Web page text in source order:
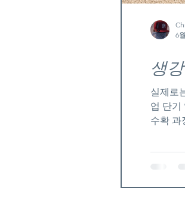
실제로
업 단기
수확 과
사알바
6